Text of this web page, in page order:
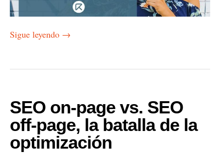
Sigue leyendo →
SEO on-page vs. SEO
off-page, la batalla de la
optimización